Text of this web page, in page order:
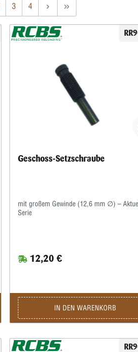
3 4
Geschoss-Setzschraube
mit großem Gewinde (12,6 mm ∅) –
Serie
12,20 €
IN DEN WARENKORB